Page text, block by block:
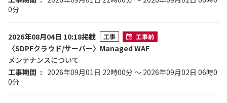
0分
2026年08月04日 10:18掲載 工事 工事前
〈SDPFクラウド/サーバー〉Managed WAF
メンテナンスについて
工事期間
2026年09月01日 22時00分 ～ 2026年09月02日 06時0
0分